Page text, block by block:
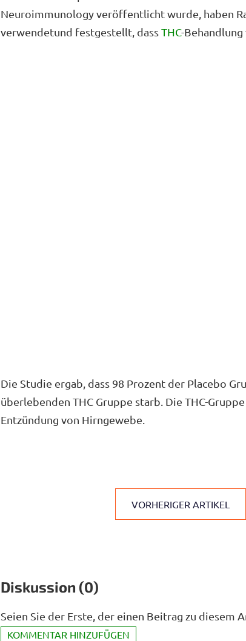
Neuroimmunology veröffentlicht wurde, haben
verwendetund festgestellt, dassTHC-
Die Studie ergab, dass 98 Prozent der Placebo
überlebenden THC Gruppe starb. Die THC-
Entzündung von Hirngewebe.
VORHERIGER ARTIKEL
Diskussion (0)
Seien Sie der Erste, der einen Beitrag zu diesem
KOMMENTAR HINZUFÜGEN